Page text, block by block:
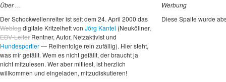
Über …
Der Schockwellenreiter ist seit dem 24. April 2000 das
Weblogdigitale Kritzelheft von Jörg Kantel (Neuköllner,
EDV-Leiter Rentner, Autor, Netzaktivist und
Hundesportler— Reihenfolge rein zufällig). Hier steht,
was mir gefällt. Wem es nicht gefällt, der braucht ja
nicht mitzulesen. Wer aber mitliest, ist herzlich
willkommen und eingeladen, mitzudiskutieren!
Werbung
Diese Spalte wurde